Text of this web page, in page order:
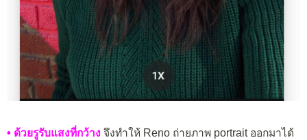
• ด้วยรูรับแสงที่กว้าง จึงทำให้ Reno ถ่ายภาพ portrait ออกมาได้